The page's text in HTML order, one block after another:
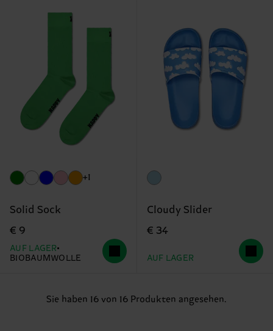
+1
Solid Sock
€ 9
AUF LAGER
BIOBAUMWOLLE
Cloudy Slider
€ 34
AUF LAGER
Sie haben 16 von 16 Produkten angesehen.